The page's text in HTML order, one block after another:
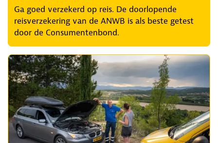
Ga goed verzekerd op reis. De doorlopende
reisverzekering van de ANWB is als beste getest
door de Consumentenbond.